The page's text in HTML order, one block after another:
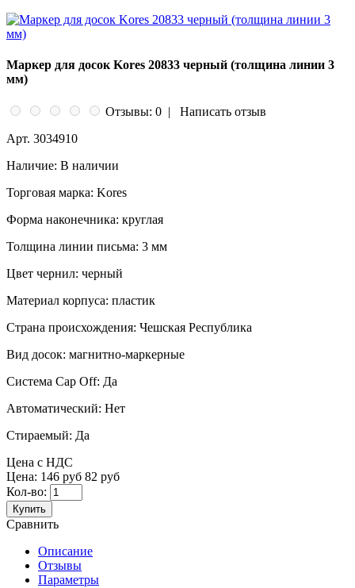
Маркер для досок Kores 20833 черный (толщина линии 3
мм)
Отзывы: 0 |
Написать отзыв
Арт. 3034910
Наличие: В наличии
Торговая марка: Kores
Форма наконечника: круглая
Толщина линии письма: 3 мм
Цвет чернил: черный
Материал корпуса: пластик
Страна происхождения: Чешская Республика
Вид досок: магнитно-маркерные
Система Cap Off: Да
Автоматический: Нет
Стираемый: Да
Цена с НДС
Цена: 146 руб 82 руб
Кол-во:
Купить
Сравнить
Описание
Отзывы
Параметры